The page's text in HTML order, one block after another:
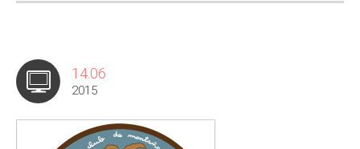
14.06
2015